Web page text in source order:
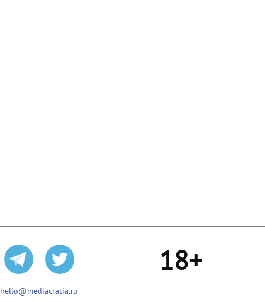
hello@mediacratia.ru
18+